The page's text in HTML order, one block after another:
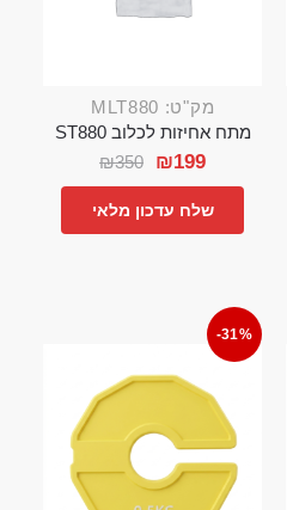
מק"ט: MLT880
מתח אחיזות לכלוב ST880
₪350 ₪199
שלח עדכון מלאי
-31%